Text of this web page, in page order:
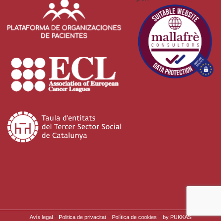
Avís legal · Politica de privacitat · Política de cookies · by PUKKAS